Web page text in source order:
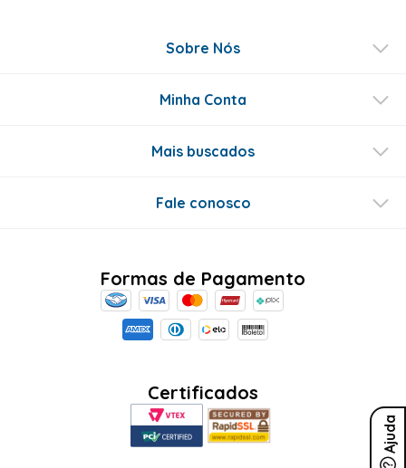
Ajuda
Sobre Nós
Minha Conta
Mais buscados
Fale conosco
Formas de Pagamento
Certificados